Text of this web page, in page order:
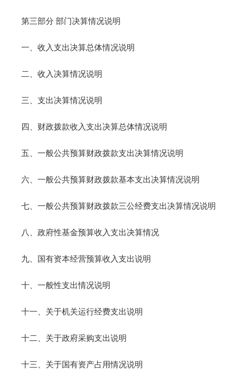
第三部分 部门决算情况说明
一、收入支出决算总体情况说明
二、收入决算情况说明
三、支出决算情况说明
四、财政拨款收入支出决算总体情况说明
五、一般公共预算财政拨款支出决算情况说明
六、一般公共预算财政拨款基本支出决算情况说明
七、一般公共预算财政拨款三公经费支出决算情况说明
八、政府性基金预算收入支出决算情况
九、国有资本经营预算收入支出说明
十、一般性支出情况说明
十一、关于机关运行经费支出说明
十二、关于政府采购支出说明
十三、关于国有资产占用情况说明